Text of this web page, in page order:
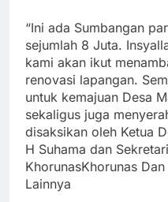
“Ini ada Sumbangan
sejumlah 8 Juta.
kami akan ikut
renovasi lapangan.
untuk kemajuan Desa
sekaligus juga
disaksikan oleh Ketua
H Suhama dan
KhorunasKhorunas
Lainnya